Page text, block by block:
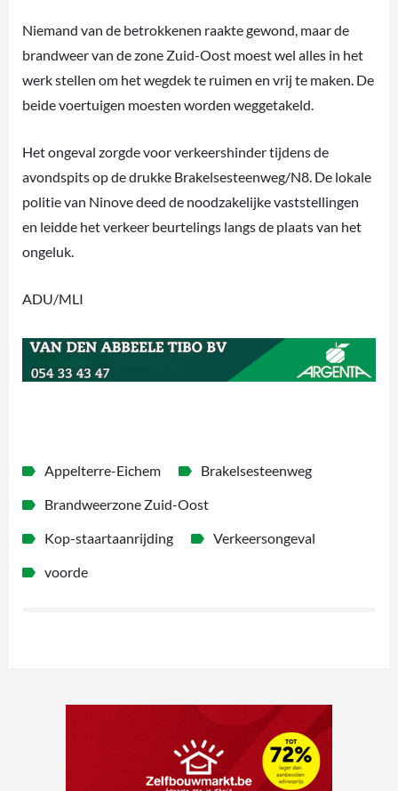
Niemand van de betrokkenen raakte gewond, maar de
brandweer van de zone Zuid-Oost moest wel alles in het
werk stellen om het wegdek te ruimen en vrij te maken. De
beide voertuigen moesten worden weggetakeld.
Het ongeval zorgde voor verkeershinder tijdens de
avondspits op de drukke Brakelsesteenweg/N8. De lokale
politie van Ninove deed de noodzakelijke vaststellingen
en leidde het verkeer beurtelings langs de plaats van het
ongeluk.
ADU/MLI
Appelterre-Eichem
Brakelsesteenweg
Brandweerzone Zuid-Oost
Kop-staartaanrijding
Verkeersongeval
voorde